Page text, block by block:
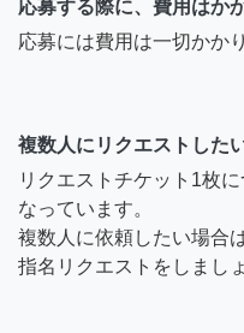
応募する際に、費用はか
応募には費用は一切かか
複数人にリクエストした
リクエストチケット1枚
なっています。
複数人に依頼したい場合
指名リクエストをしまし